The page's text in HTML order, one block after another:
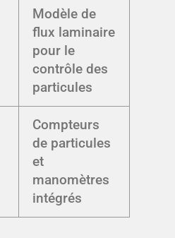
Modèle de
flux laminaire
pour le
contrôle des
particules
Compteurs
de particules
et
manomètres
intégrés